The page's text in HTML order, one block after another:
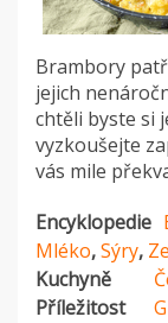
Brambory
jejich
chtěli byste si
vyzkoušejte
vás mile
Encyklopedie
Mléko,Sýry,
Kuchyně
Příležitost